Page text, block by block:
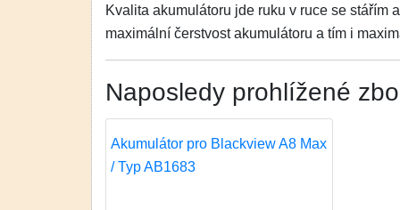
Kvalita akumulátoru jde ruku v ruce se
maximální čerstvost akumulátoru a tím i
Naposledy prohlížené
Akumulátor pro Blackview A8 Max
/ Typ AB1683